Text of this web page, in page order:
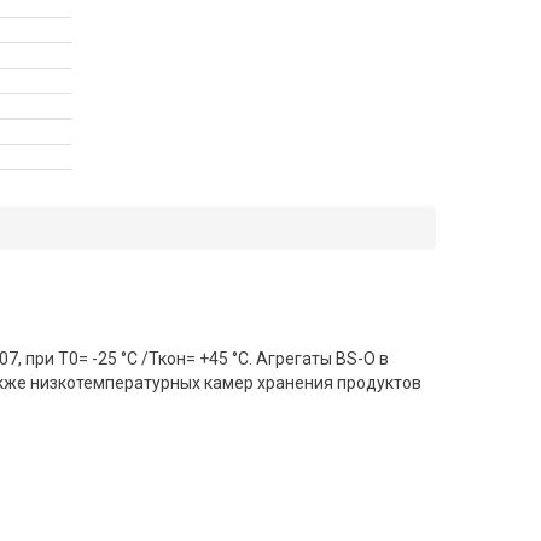
при Т0= -25 °C /Ткон= +45 °C. Агрегаты BS-O в
низкотемпературных камер хранения продуктов